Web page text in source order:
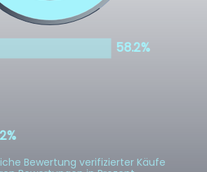
Bewertung verifizierter Käufe